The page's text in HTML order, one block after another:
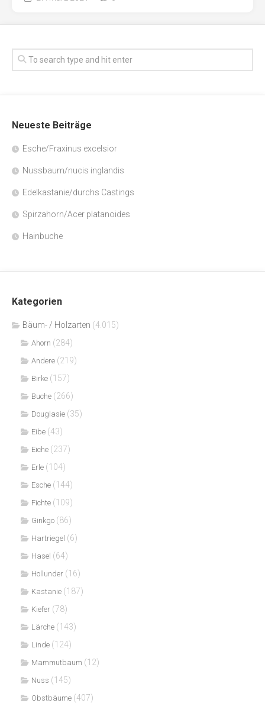
Neueste Beiträge
Esche/Fraxinus excelsior
Nussbaum/nucis inglandis
Edelkastanie/durchs Castings
Spirzahorn/Acer platanoides
Hainbuche
Kategorien
Bäum- / Holzarten (4.015)
Ahorn (284)
Andere (219)
Birke (157)
Buche (266)
Douglasie (35)
Eibe (43)
Eiche (237)
Erle (104)
Esche (144)
Fichte (109)
Ginkgo (86)
Hartriegel (6)
Hasel (64)
Hollunder (16)
Kastanie (187)
Kiefer (78)
Lärche (143)
Linde (124)
Mammutbaum (12)
Nuss (145)
Obstbäume (407)